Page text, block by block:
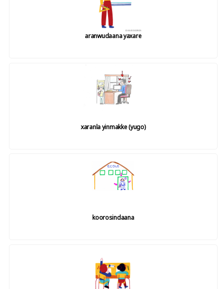
aranwudaana yaxare
xaranla yinmakke (yugo)
koorosindaana